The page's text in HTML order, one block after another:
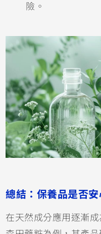
險。
總結：保養品是否
在天然成分應用逐漸